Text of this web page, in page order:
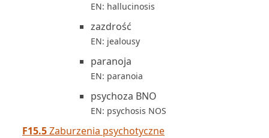
EN: hallucinosis
zazdrość
EN: jealousy
paranoja
EN: paranoia
psychoza BNO
EN: psychosis NOS
F15.5Zaburzenia psychotyczne